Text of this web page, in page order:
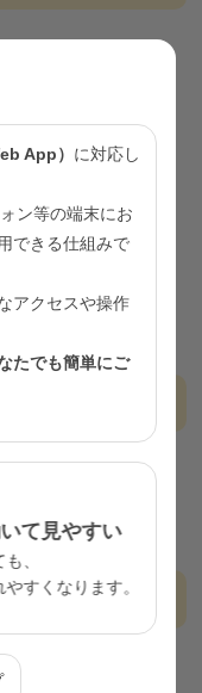
病検診従事者講習
議会
ット「職場で取り
App） に対応し
ン等の端末にお
できる仕組みで
アクセスや操作
たでも簡単にご
すい
ります。